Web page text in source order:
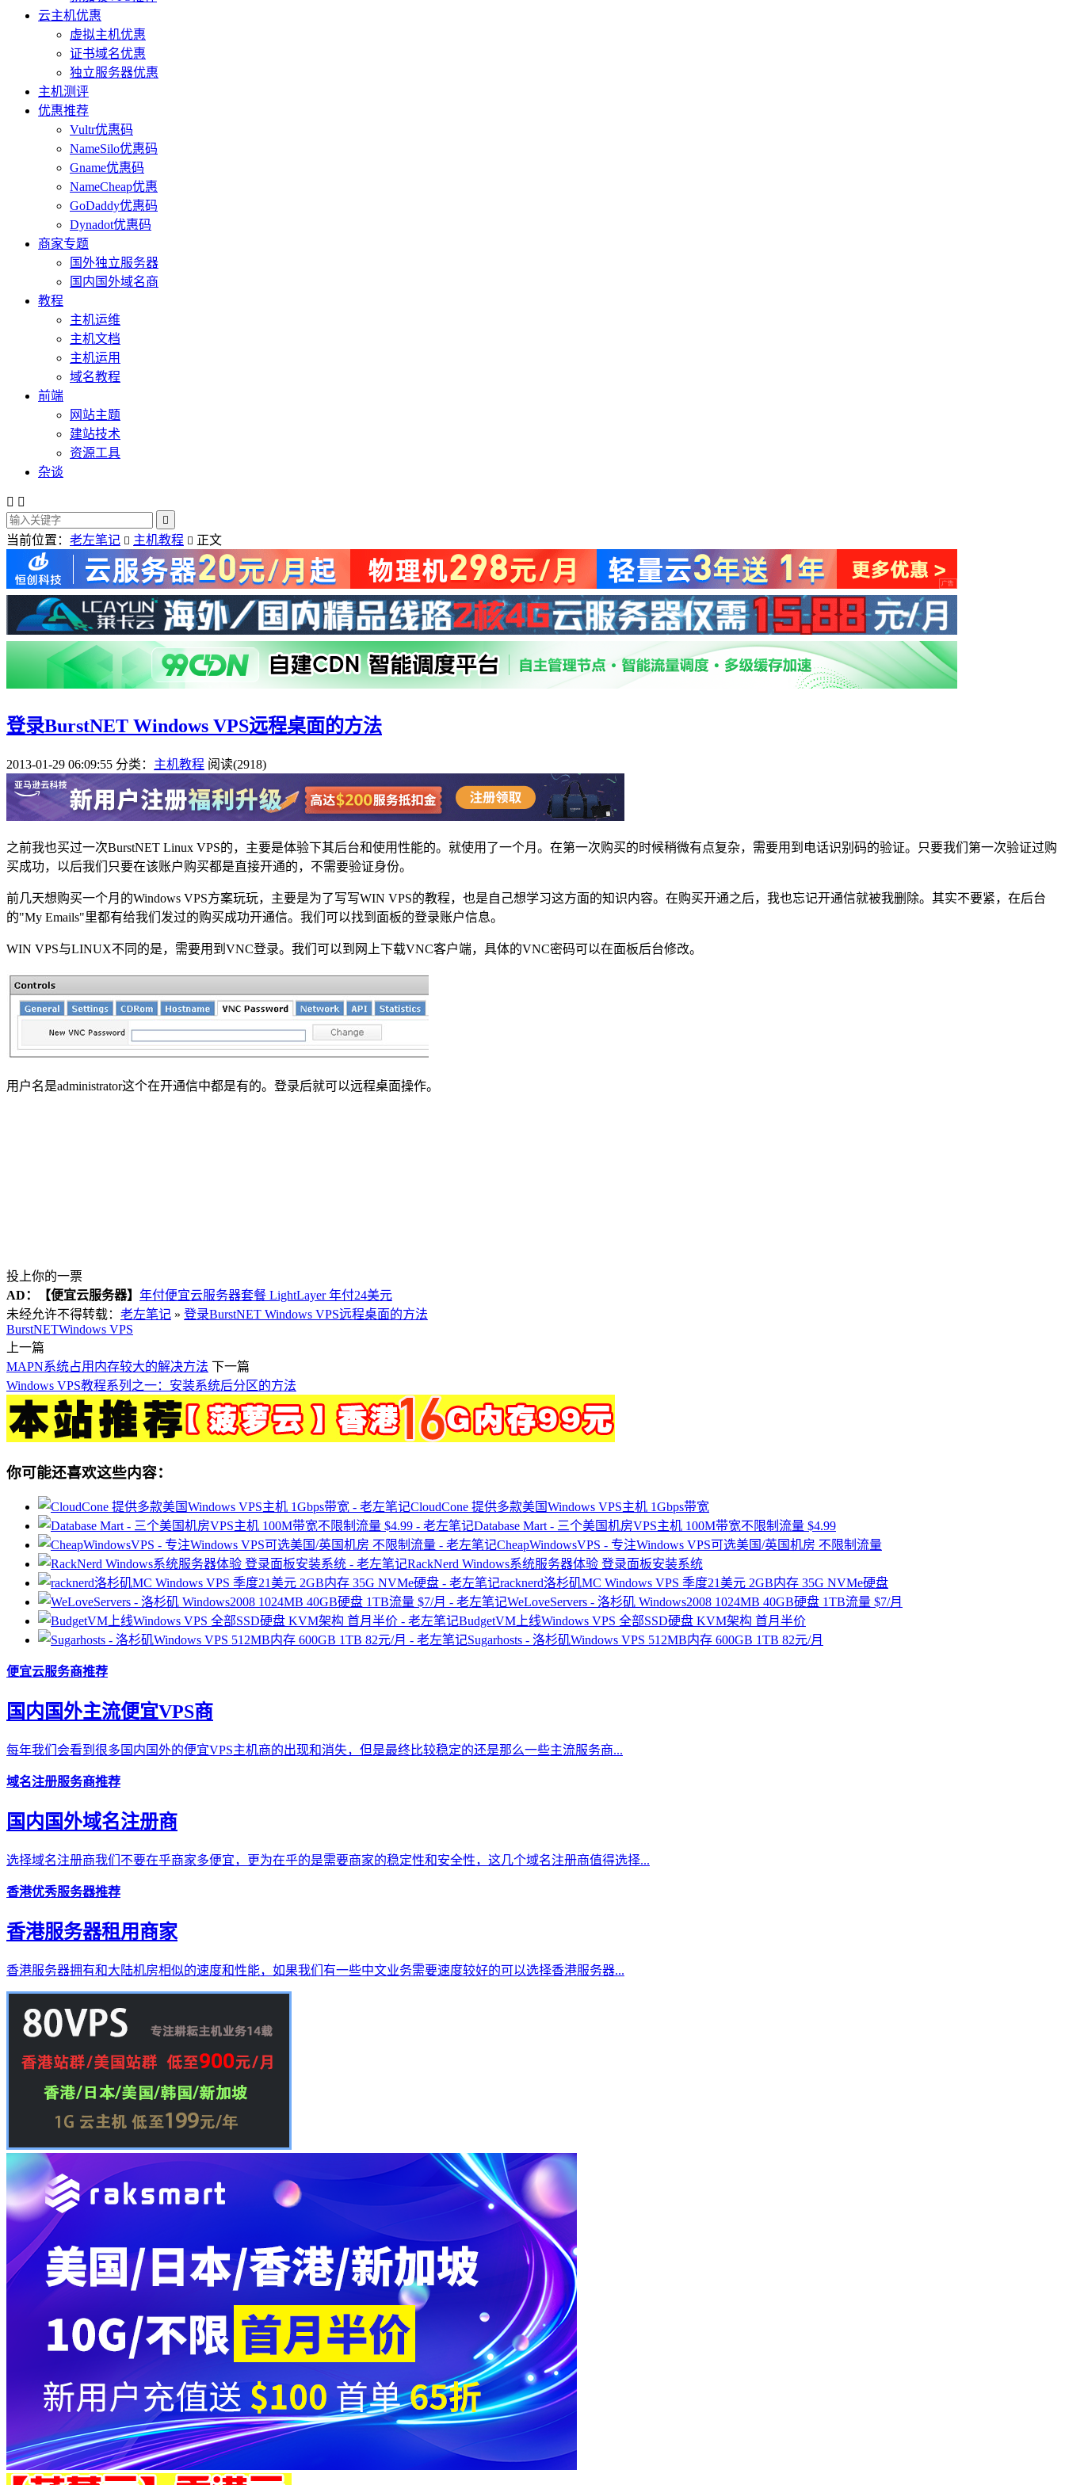
云主机优惠
虚拟主机优惠
证书域名优惠
独立服务器优惠
主机测评
优惠推荐
Vultr优惠码
NameSilo优惠码
Gname优惠码
NameCheap优惠
GoDaddy优惠码
Dynadot优惠码
商家专题
国外独立服务器
国内国外域名商
教程
主机运维
主机文档
主机运用
域名教程
前端
网站主题
建站技术
资源工具
杂谈
 

当前位置： 老左笔记  主机教程  正文
登录BurstNET Windows VPS远程桌面的方法
2013-01-29 06:09:55 分类： 主机教程 阅读(2918)
之前我也买过一次BurstNET Linux VPS的，主要是体验下其后台和使用性能的。就使用了一个月。在第一次购买的时候稍微有点复杂，需要用到电话识别码的验证。只要我们第一次验证过购
买成功，以后我们只要在该账户购买都是直接开通的，不需要验证身份。
前几天想购买一个月的Windows VPS方案玩玩，主要是为了写写WIN VPS的教程，也是自己想学习这方面的知识内容。在购买开通之后，我也忘记开通信就被我删除。其实不要紧，在后台
的"My Emails"里都有给我们发过的购买成功开通信。我们可以找到面板的登录账户信息。
WIN VPS与LINUX不同的是，需要用到VNC登录。我们可以到网上下载VNC客户端，具体的VNC密码可以在面板后台修改。
用户名是administrator这个在开通信中都是有的。登录后就可以远程桌面操作。
投上你的一票
AD：
【便宜云服务器】 年付便宜云服务器套餐 LightLayer 年付24美元
未经允许不得转载： 老左笔记 » 登录BurstNET Windows VPS远程桌面的方法
BurstNETWindows VPS
上一篇
MAPN系统占用内存较大的解决方法 下一篇
Windows VPS教程系列之一：安装系统后分区的方法
你可能还喜欢这些内容：
CloudCone 提供多款美国Windows VPS主机 1Gbps带宽
Database Mart - 三个美国机房VPS主机 100M带宽不限制流量 $4.99
CheapWindowsVPS - 专注Windows VPS可选美国/英国机房 不限制流量
RackNerd Windows系统服务器体验 登录面板安装系统
racknerd洛杉矶MC Windows VPS 季度21美元 2GB内存 35G NVMe硬盘
WeLoveServers - 洛杉矶 Windows2008 1024MB 40GB硬盘 1TB流量 $7/月
BudgetVM上线Windows VPS 全部SSD硬盘 KVM架构 首月半价
Sugarhosts - 洛杉矶Windows VPS 512MB内存 600GB 1TB 82元/月
便宜云服务商推荐
国内国外主流便宜VPS商
每年我们会看到很多国内国外的便宜VPS主机商的出现和消失，但是最终比较稳定的还是那么一些主流服务商...
域名注册服务商推荐
国内国外域名注册商
选择域名注册商我们不要在乎商家多便宜，更为在乎的是需要商家的稳定性和安全性，这几个域名注册商值得选择...
香港优秀服务器推荐
香港服务器租用商家
香港服务器拥有和大陆机房相似的速度和性能，如果我们有一些中文业务需要速度较好的可以选择香港服务器...